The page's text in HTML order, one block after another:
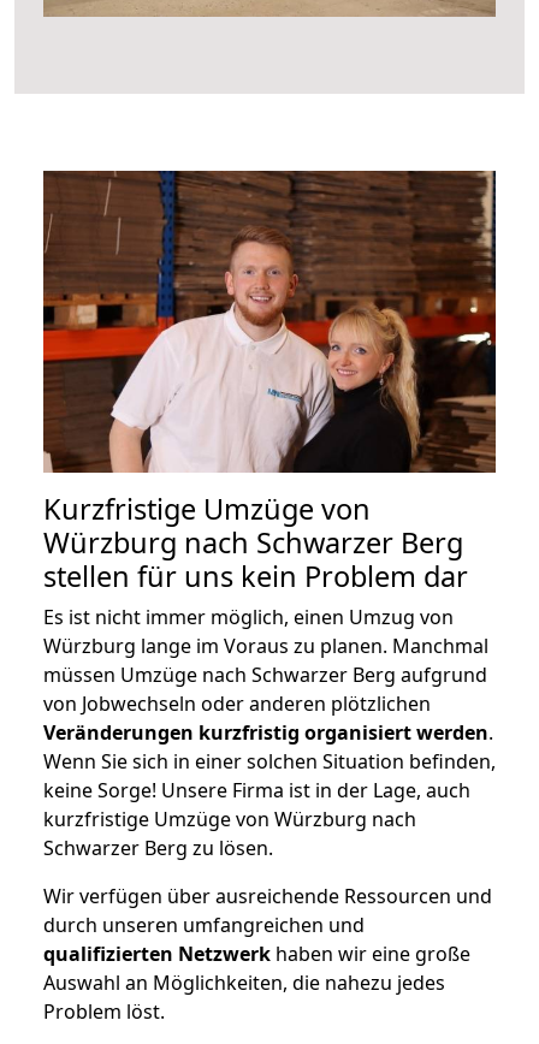
Kurzfristige Umzüge von
Würzburg nach Schwarzer Berg
stellen für uns kein Problem dar
Es ist nicht immer möglich, einen Umzug von
Würzburg lange im Voraus zu planen. Manchmal
müssen Umzüge nach Schwarzer Berg aufgrund
von Jobwechseln oder anderen plötzlichen
Veränderungen kurzfristig organisiert werden.
Wenn Sie sich in einer solchen Situation befinden,
keine Sorge! Unsere Firma ist in der Lage, auch
kurzfristige Umzüge von Würzburg nach
Schwarzer Berg zu lösen.
Wir verfügen über ausreichende Ressourcen und
durch unseren umfangreichen und
qualifizierten Netzwerk haben wir eine große
Auswahl an Möglichkeiten, die nahezu jedes
Problem löst.